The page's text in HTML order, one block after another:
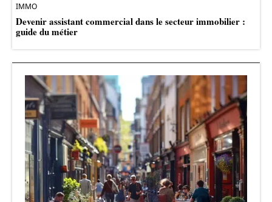
IMMO
Devenir assistant commercial dans le secteur immobilier :
guide du métier